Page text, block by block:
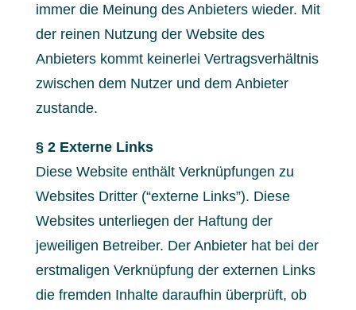
immer die Meinung des Anbieters wieder. Mit
der reinen Nutzung der Website des
Anbieters kommt keinerlei Vertragsverhältnis
zwischen dem Nutzer und dem Anbieter
zustande.
§ 2 Externe Links
Diese Website enthält Verknüpfungen zu
Websites Dritter (“externe Links”). Diese
Websites unterliegen der Haftung der
jeweiligen Betreiber. Der Anbieter hat bei der
erstmaligen Verknüpfung der externen Links
die fremden Inhalte daraufhin überprüft, ob